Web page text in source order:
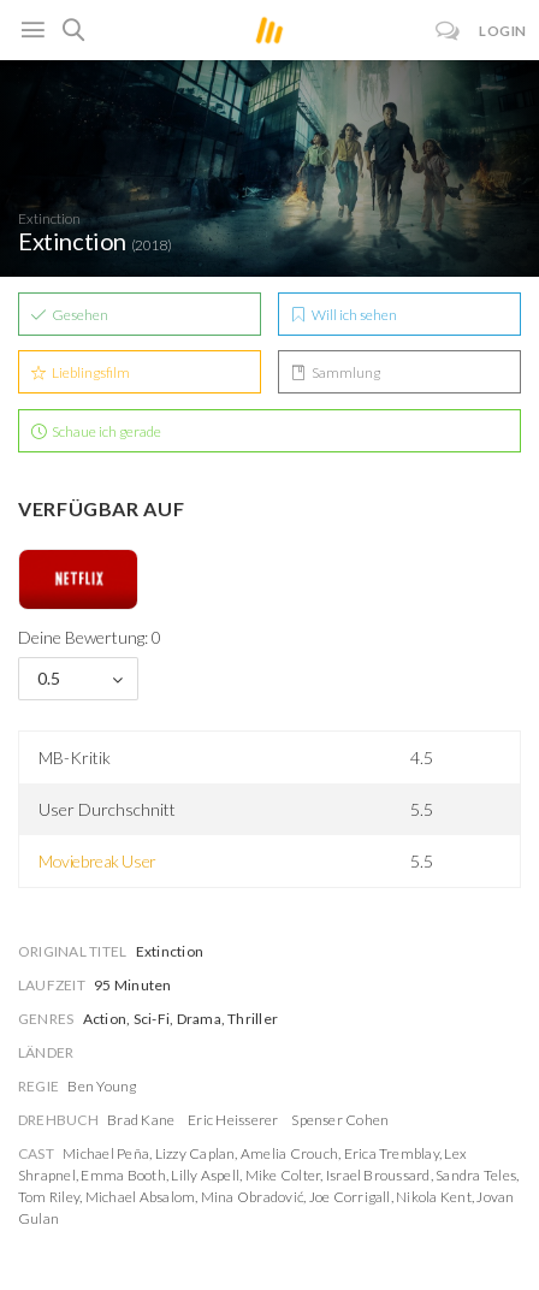
LOGIN
Extinction
Extinction (2018)
Gesehen Will ich sehen
Lieblingsfilm Sammlung
Schaue ich gerade
VERFÜGBAR AUF
Deine Bewertung: 0
0.5
MB-Kritik 4.5
User Durchschnitt 5.5
Moviebreak User 5.5
ORIGINAL TITEL Extinction
LAUFZEIT 95 Minuten
GENRES Action, Sci-Fi, Drama, Thriller
LÄNDER
REGIE Ben Young
DREHBUCH Brad Kane Eric Heisserer
Spenser Cohen
CAST Michael Peña, Lizzy Caplan, Amelia Crouch, Erica Tremblay, Lex
Shrapnel, Emma Booth, Lilly Aspell, Mike Colter, Israel Broussard, Sandra Teles,
Tom Riley, Michael Absalom, Mina Obradović, Joe Corrigall, Nikola Kent,Jovan
Gulan